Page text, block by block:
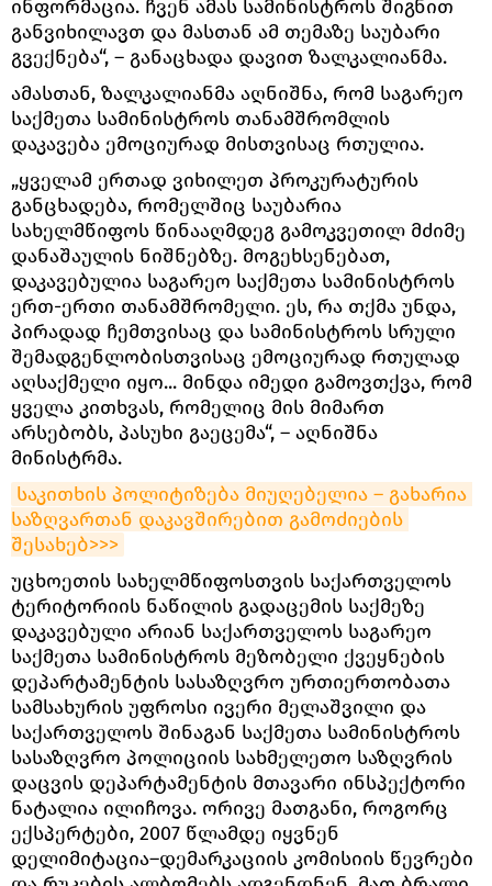
ინფორმაცია. ჩვენ ამას სამინისტროს შიგნით
განვიხილავთ და მასთან ამ თემაზე საუბარი
გვექნება“, – განაცხადა დავით ზალკალიანმა.
ამასთან, ზალკალიანმა აღნიშნა, რომ საგარეო
საქმეთა სამინისტროს თანამშრომლის
დაკავება ემოციურად მისთვისაც რთულია.
„ყველამ ერთად ვიხილეთ პროკურატურის
განცხადება, რომელშიც საუბარია
სახელმწიფოს წინააღმდეგ გამოკვეთილ მძიმე
დანაშაულის ნიშნებზე. მოგეხსენებათ,
დაკავებულია საგარეო საქმეთა სამინისტროს
ერთ-ერთი თანამშრომელი. ეს, რა თქმა უნდა,
პირადად ჩემთვისაც და სამინისტროს სრული
შემადგენლობისთვისაც ემოციურად რთულად
აღსაქმელი იყო... მინდა იმედი გამოვთქვა, რომ
ყველა კითხვას, რომელიც მის მიმართ
არსებობს, პასუხი გაეცემა“, – აღნიშნა
მინისტრმა.
საკითხის პოლიტიზება მიუღებელია – გახარია
საზღვართან დაკავშირებით გამოძიების
შესახებ>>>
უცხოეთის სახელმწიფოსთვის საქართველოს
ტერიტორიის ნაწილის გადაცემის საქმეზე
დაკავებული არიან საქართველოს საგარეო
საქმეთა სამინისტროს მეზობელი ქვეყნების
დეპარტამენტის სასაზღვრო ურთიერთობათა
სამსახურის უფროსი ივერი მელაშვილი და
საქართველოს შინაგან საქმეთა სამინისტროს
სასაზღვრო პოლიციის სახმელეთო საზღვრის
დაცვის დეპარტამენტის მთავარი ინსპექტორი
ნატალია ილიჩოვა. ორივე მათგანი, როგორც
ექსპერტები, 2007 წლამდე იყვნენ
დელიმიტაცია–დემარკაციის კომისიის წევრები